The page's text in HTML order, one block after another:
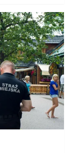
w wielu
Wyróżnia